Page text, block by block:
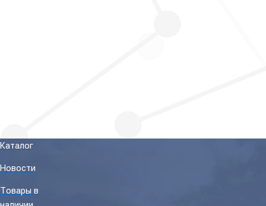
Каталог
Новости
Товары в